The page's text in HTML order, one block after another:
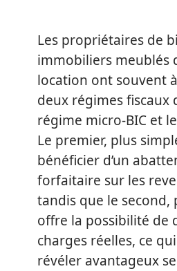
Les propriétaires de
immobiliers meublés
location ont souvent
deux régimes fiscaux
régime micro-BIC et
Le premier, plus
bénéficier d’un
forfaitaire sur les
tandis que le second,
offre la possibilité de
charges réelles, ce
révéler avantageux